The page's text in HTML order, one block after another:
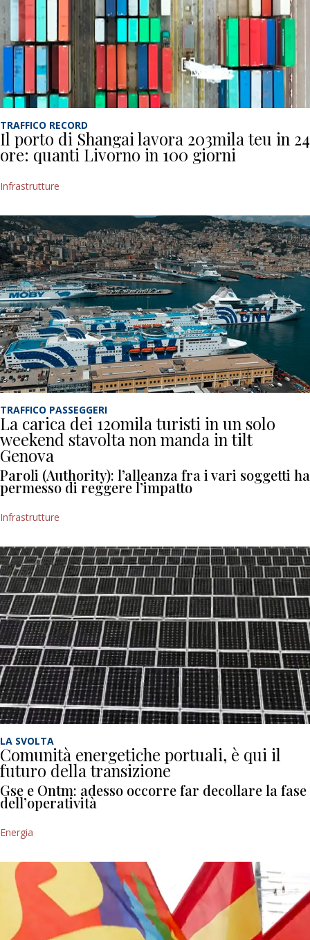
TRAFFICO RECORD
Il porto di Shangai lavora 203mila teu in 24
ore: quanti Livorno in 100 giorni
Infrastrutture
TRAFFICO PASSEGGERI
La carica dei 120mila turisti in un solo
weekend stavolta non manda in tilt
Genova
Paroli (Authority): l’alleanza fra i vari soggetti ha
permesso di reggere l’impatto
Infrastrutture
LA SVOLTA
Comunità energetiche portuali, è qui il
futuro della transizione
Gse e Ontm: adesso occorre far decollare la fase
dell’operatività
Energia